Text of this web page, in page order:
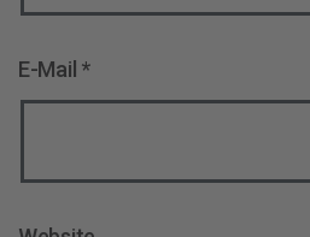
E-Mail *